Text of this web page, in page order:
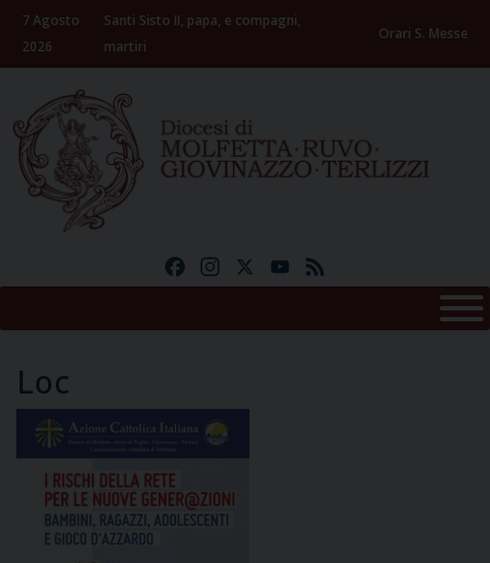
Skip
content
7 Agosto
2026
Santi Sisto II, papa, e compagni,
martiri
Orari S. Messe
FacebookInstagramYouTube
Loc